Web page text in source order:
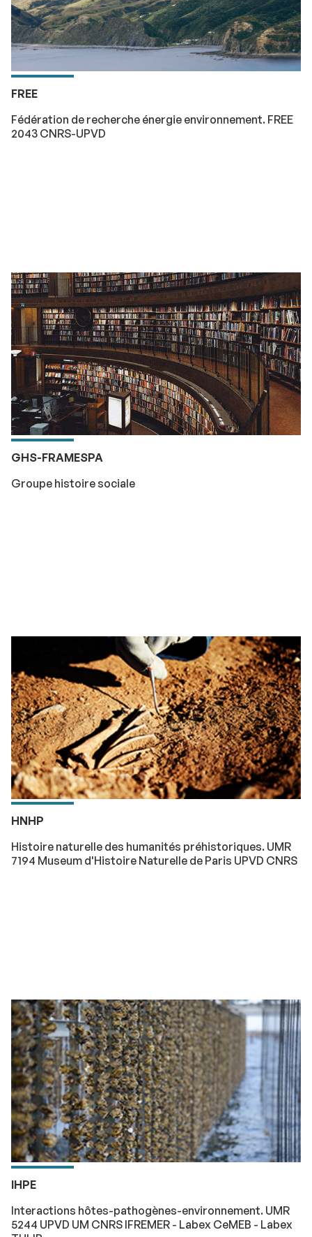
FREE
Fédération de recherche énergie environnement. FREE
2043 CNRS-UPVD
GHS-FRAMESPA
Groupe histoire sociale
HNHP
Histoire naturelle des humanités préhistoriques. UMR
7194 Museum d'Histoire Naturelle de Paris UPVD CNRS
IHPE
Interactions hôtes-pathogènes-environnement. UMR
5244 UPVD UM CNRS IFREMER - Labex CeMEB - Labex